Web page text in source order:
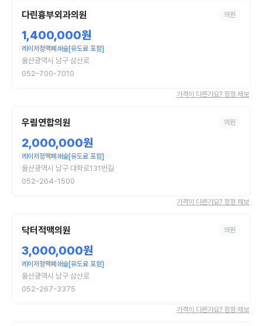
다린흉부외과의원 의원
1,400,000원
레이저정맥폐쇄술[유도료 포함]
울산광역시 남구 삼산로
052-700-7010
가격이 다른가요? 정정 제보
우림연합의원 의원
2,000,000원
레이저정맥폐쇄술[유도료 포함]
울산광역시 남구 대학로131번길
052-264-1500
가격이 다른가요? 정정 제보
닥터적맥의원 의원
3,000,000원
레이저정맥폐쇄술[유도료 포함]
울산광역시 남구 삼산로
052-267-3375
가격이 다른가요? 정정 제보